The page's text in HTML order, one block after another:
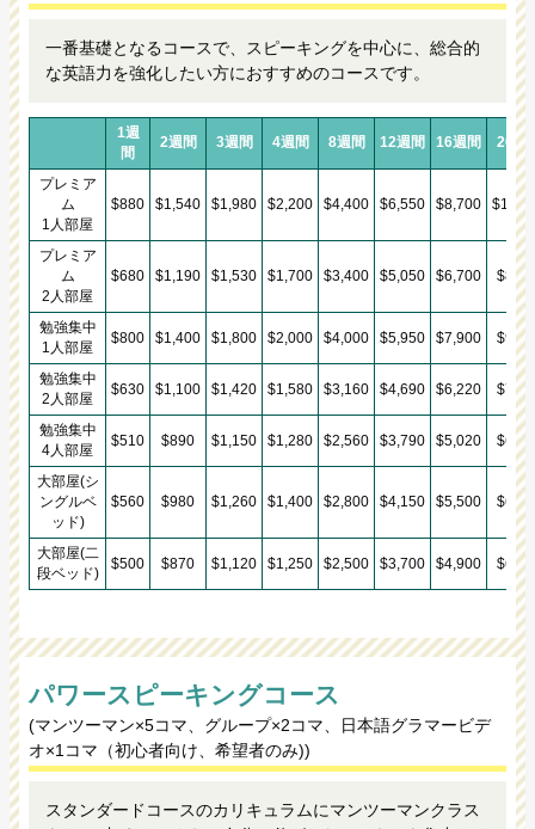
一番基礎となるコースで、スピーキングを中心に、総合的
な英語力を強化したい方におすすめのコースです。
1週
間
2週間 3週間 4週間 8週間 12週間 16週間 20週
プレミア
ム
1人部屋
$880 $1,540 $1,980 $2,200 $4,400 $6,550 $8,700
プレミア
ム
2人部屋
$680 $1,190 $1,530 $1,700 $3,400 $5,050 $6,700
勉強集中
1人部屋
$800 $1,400 $1,800 $2,000 $4,000 $5,950 $7,900
勉強集中
2人部屋
$630 $1,100 $1,420 $1,580 $3,160 $4,690 $6,220
勉強集中
4人部屋
$510 $890 $1,150 $1,280 $2,560 $3,790 $5,020
大部屋(シ
ングルベ
ッド)
$560 $980 $1,260 $1,400 $2,800 $4,150 $5,500
大部屋(二
段ベッド)
$500 $870 $1,120 $1,250 $2,500 $3,700 $4,900
パワースピーキングコース
(マンツーマン×5コマ、グループ×2コマ、日本語グラマービデ
オ×1コマ（初心者向け、希望者のみ))
スタンダードコースのカリキュラムにマンツーマンクラス